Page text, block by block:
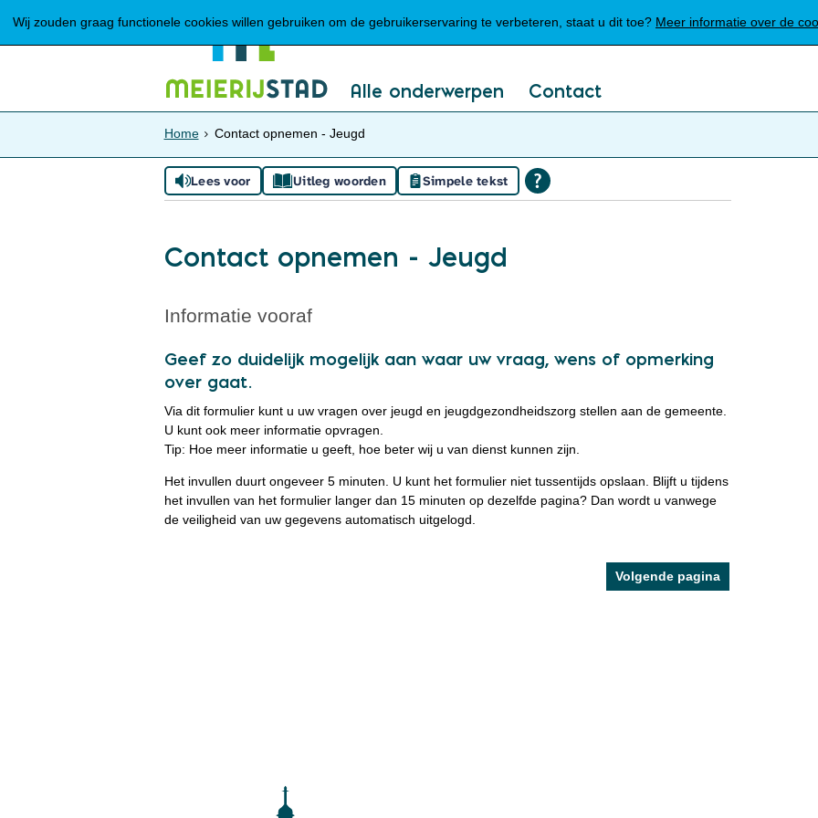
Wij zouden graag functionele cookies willen gebruiken om de gebruikerservaring te verbeteren, staat u dit toe? Meer informatie over de
Mijn Meierijstad
Alle onderwerpen Contact
Home Contact opnemen - Jeugd
Lees voor Uitleg woorden Simpele tekst
Contact opnemen - Jeugd
Informatie vooraf
Geef zo duidelijk mogelijk aan waar uw vraag, wens of opmerking
over gaat.
Via dit formulier kunt u uw vragen over jeugd en jeugdgezondheidszorg stellen aan de gemeente.
U kunt ook meer informatie opvragen.
Tip: Hoe meer informatie u geeft, hoe beter wij u van dienst kunnen zijn.
Het invullen duurt ongeveer 5 minuten. U kunt het formulier niet tussentijds opslaan. Blijft u tijdens
het invullen van het formulier langer dan 15 minuten op dezelfde pagina? Dan wordt u vanwege
de veiligheid van uw gegevens automatisch uitgelogd.